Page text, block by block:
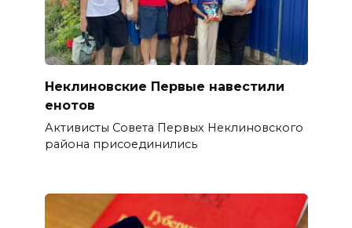
Неклиновские Первые навестили
енотов
Активисты Совета Первых Неклиновского
района присоединились